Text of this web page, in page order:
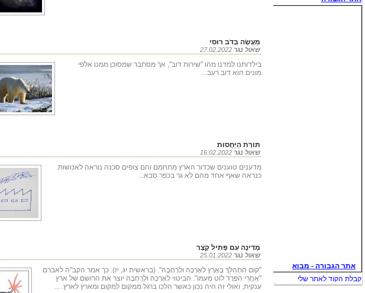
מַעֲשֶׂה בְּדֹב רוּסִי
שאול נגר
בילדותנו למדנו מהו "שירות דוב", אך מסתבר שמסוכן ממנו אלפי
מונים הוא דוב רעב...
תּוֹרַת הַיַּחֲסוּת
שאול נגר
מדענים טוענים שכדור הארץ מתחמם והם צופים סכנה נוראה לאנושות.
כנראה שאף אחד מהם לא גר בכפר סבא...
מְדִינָה עִם פְּתִיל קָצָר
שאול נגר
"קוּם הִתְהַלֵּךְ בָּאָרֶץ לְאָרְכָּהּ וּלְרָחְבָּהּ". (בראשית יג, יז). כך אמר הקב"ה לאברם
"אַחֲרֵי הִפָּרֶד לוֹט מֵעִמּוֹ". הביטוי לְאָרְכָּהּ וּלְרָחְבָּהּ יוצר את הרושם של ארץ
ענקית, ואולי זה היה נכון כאשר הלכו ברגל ממקום למקום ומארץ לארץ. ...